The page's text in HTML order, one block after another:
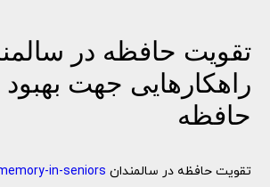
تقویت حافظه در
راهکارهایی جهت
حافظه
تقویت حافظه در سالمندان in-seniors